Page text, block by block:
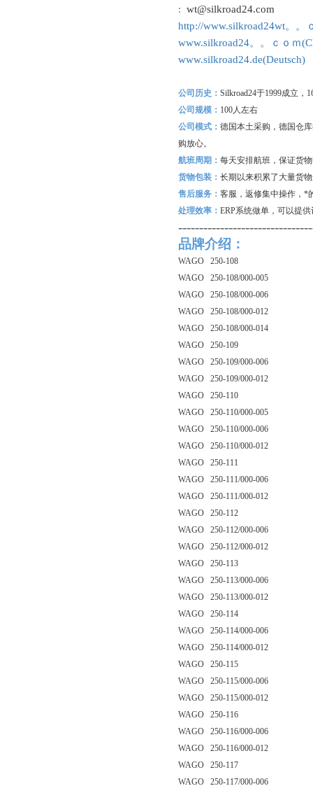
: wt@silkroad24.com
http://www.silkroad24wt。。
www.silkroad24。。ｃｏｍ
www.silkroad24.de(Deutsch)
公司历史： Silkroad24于1999成立，
公司规模： 100人左右
公司模式： 德国本土采购，德国仓
购放心。
航班周期： 每天安排航班，保证货
货物包装： 长期以来积累了大量货
售后服务： 客服，返修集中操作，*
处理效率： ERP系统做单，可以提
品牌介绍：
WAGO 250-108
WAGO 250-108/000-005
WAGO 250-108/000-006
WAGO 250-108/000-012
WAGO 250-108/000-014
WAGO 250-109
WAGO 250-109/000-006
WAGO 250-109/000-012
WAGO 250-110
WAGO 250-110/000-005
WAGO 250-110/000-006
WAGO 250-110/000-012
WAGO 250-111
WAGO 250-111/000-006
WAGO 250-111/000-012
WAGO 250-112
WAGO 250-112/000-006
WAGO 250-112/000-012
WAGO 250-113
WAGO 250-113/000-006
WAGO 250-113/000-012
WAGO 250-114
WAGO 250-114/000-006
WAGO 250-114/000-012
WAGO 250-115
WAGO 250-115/000-006
WAGO 250-115/000-012
WAGO 250-116
WAGO 250-116/000-006
WAGO 250-116/000-012
WAGO 250-117
WAGO 250-117/000-006